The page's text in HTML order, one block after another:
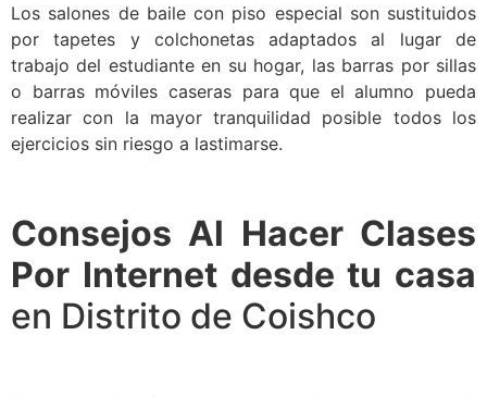
Los salones de baile con piso especial son sustituidos
por tapetes y colchonetas adaptados al lugar de
trabajo del estudiante en su hogar, las barras por sillas
o barras móviles caseras para que el alumno pueda
realizar con la mayor tranquilidad posible todos los
ejercicios sin riesgo a lastimarse.
Consejos Al Hacer Clases
Por Internet desde tu casa
en Distrito de Coishco